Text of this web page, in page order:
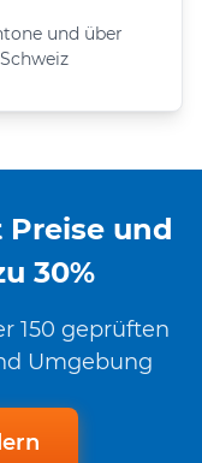
und über
und
30%
150 geprüften
Umgebung